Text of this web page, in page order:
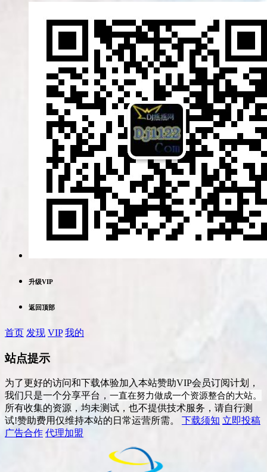
升级VIP
返回顶部
首页 发现 VIP 我的
站点提示
为了更好的访问和下载体验加入本站赞助VIP会员订阅计划，
我们只是一个分享平台， 一直在努力做成一个资源整合的大站。
所有收集的资源，均未测试，也不提供技术服务，请自行测
试!赞助费用仅维持本站的日常运营所需。 下载须知 立即投稿
广告合作 代理加盟